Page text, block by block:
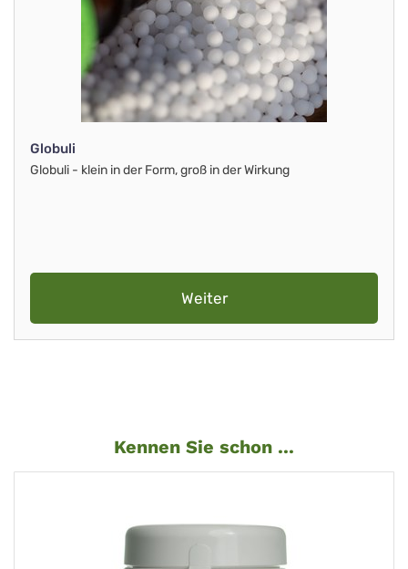
Globuli
Globuli - klein in der Form, groß in der Wirkung
Weiter
Kennen Sie schon ...